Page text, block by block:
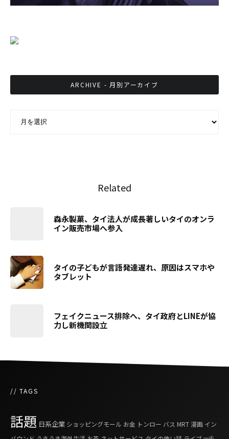
ARCHIVE - 月別アーカイブ
Related
森永製菓、タイ法人が成長著しいタイのオンラ
イン販売市場へ参入
タイの子どもが言語発達遅れ、原因はスマホや
タブレット
フェイクニュース排除へ、タイ政府とLINEが協
力し新機関設立
// TAGS
話題 日系企業 ショッピングモール お金 トンロー バス MRT 漫画 イン